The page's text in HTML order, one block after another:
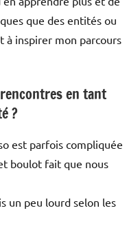
que des entités ou
à inspirer mon parcours
en tant
?
est parfois compliquée
boulot fait que nous
un peu lourd selon les